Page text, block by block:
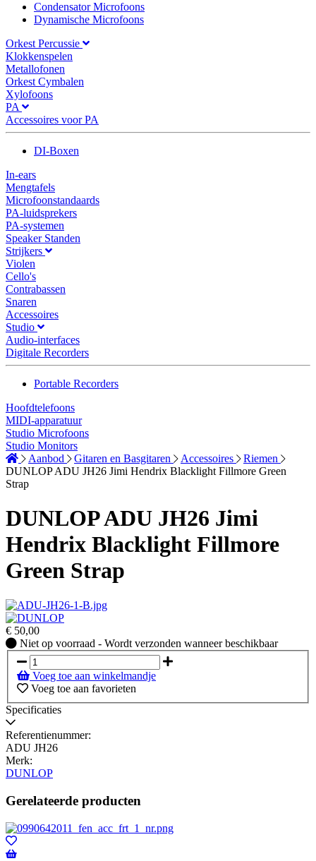
Condensator Microfoons
Dynamische Microfoons
Orkest Percussie
Klokkenspelen
Metallofonen
Orkest Cymbalen
Xylofoons
PA
Accessoires voor PA
DI-Boxen
In-ears
Mengtafels
Microfoonstandaards
PA-luidsprekers
PA-systemen
Speaker Standen
Strijkers
Violen
Cello's
Contrabassen
Snaren
Accessoires
Studio
Audio-interfaces
Digitale Recorders
Portable Recorders
Hoofdtelefoons
MIDI-apparatuur
Studio Microfoons
Studio Monitors
Aanbod
Gitaren en Basgitaren Accessoires
Riemen
DUNLOP ADU JH26 Jimi Hendrix Blacklight Fillmore Green
Strap
DUNLOP ADU JH26 Jimi
Hendrix Blacklight Fillmore
Green Strap
€ 50,00
Niet
op
voorraad
-
Wordt
verzonden
beschikbaar
Niet op voorraad - Wordt verzonden wanneer beschikbaar
Voeg toe aan winkelmandje
Voeg toe aan favorieten
Specificaties
Referentienummer:
ADU JH26
Merk:
DUNLOP
Gerelateerde producten